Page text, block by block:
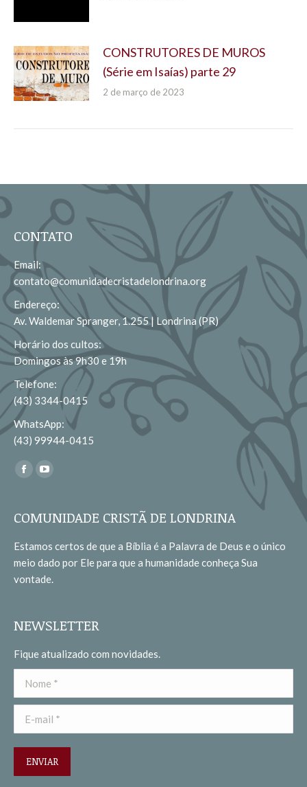
CONSTRUTORES DE MUROS
(Série em Isaías) parte 29
2 de março de 2023
CONTATO
Email:
contato@comunidadecristadelondrina.org
Endereço:
Av. Waldemar Spranger, 1.255 | Londrina (PR)
Horário dos cultos:
Domingos às 9h30 e 19h
Telefone:
(43) 3344-0415
WhatsApp:
(43) 99944-0415
Encontre-nos em:
Facebook
opens
new
window
opens
new
window
COMUNIDADE CRISTÃ DE LONDRINA
Estamos certos de que a Bíblia é a Palavra de Deus e o único
meio dado por Ele para que a humanidade conheça Sua
vontade.
NEWSLETTER
Fique atualizado com novidades.
Nome *
E-mail *
ENVIAR